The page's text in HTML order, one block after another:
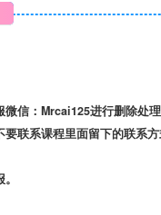
信：Mrcai125进行删除处理
联系课程里面留下的联系